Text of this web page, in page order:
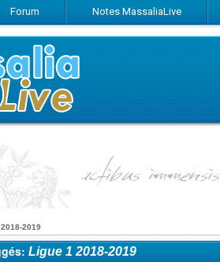
Forum Notes MassaliaLive
Suivez-nous sur Facebook
Suivez-nous sur Twitter
Abonnez-
2019
Ligue 1 2018-2019